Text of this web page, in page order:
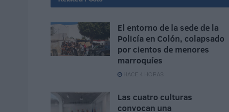
El entorno de la sede de la
Policía en Colón, colapsado
por cientos de menores
marroquíes
HACE 4 HORAS
Las cuatro culturas
convocan una